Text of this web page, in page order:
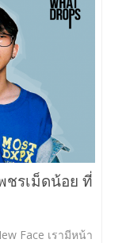
ชรเม็ดน้อย ที่
Face เรามีหน้า